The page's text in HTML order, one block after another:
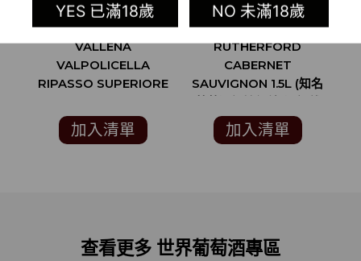
YES 已滿18歲 NO 未滿18歲
2018 義大利紅酒
VALLENA
VALPOLICELLA
RIPASSO SUPERIORE
加入清單
2015 美國紅酒
RUTHERFORD
CABERNET
SAUVIGNON 1.5L (知名
誌”VINOUS 92分)
加入清單
(
查看更多 世界葡萄酒專區